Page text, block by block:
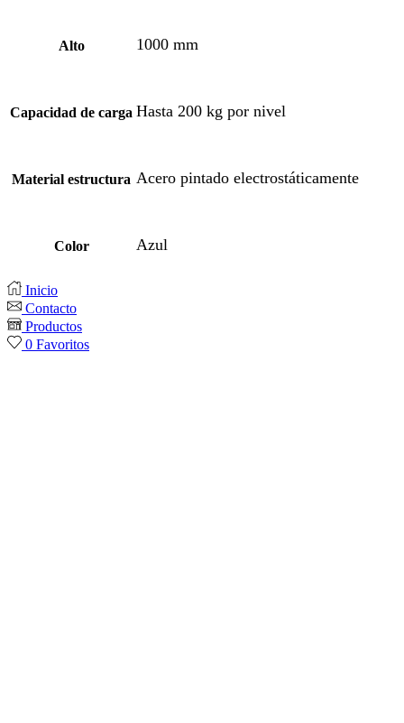
Alto 1000 mm
Capacidad de carga Hasta 200 kg por nivel
Material estructura Acero pintado electrostáticamente
Color Azul
Inicio
Contacto
Productos
0 Favoritos